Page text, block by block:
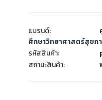
แบรนด์:
ศึกษาวิทยาศาสตร์สุขภ
รหัสสินค้า:
สถานะสินค้า: